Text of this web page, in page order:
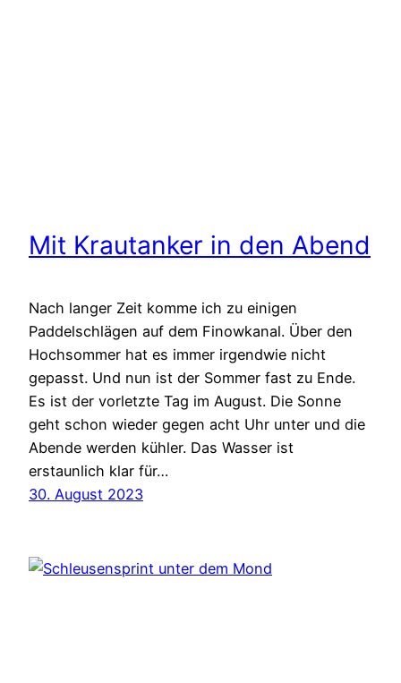
Mit Krautanker in den Abend
Nach langer Zeit komme ich zu einigen
Paddelschlägen auf dem Finowkanal. Über den
Hochsommer hat es immer irgendwie nicht
gepasst. Und nun ist der Sommer fast zu Ende.
Es ist der vorletzte Tag im August. Die Sonne
geht schon wieder gegen acht Uhr unter und die
Abende werden kühler. Das Wasser ist
erstaunlich klar für…
30. August 2023